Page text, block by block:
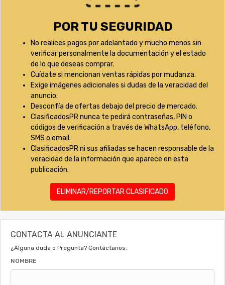
POR TU SEGURIDAD
No realices pagos por adelantado y mucho menos sin
verificar personalmente la documentación y el estado
de lo que deseas comprar.
Cuídate si mencionan ventas rápidas por mudanza.
Exige imágenes adicionales si dudas de la veracidad del
anuncio.
Desconfía de ofertas debajo del precio de mercado.
ClasificadosPR nunca te pedirá contraseñas, PIN o
códigos de verificación a través de WhatsApp, teléfono,
SMS o email.
ClasificadosPR ni sus afiliadas se hacen responsable de la
veracidad de la información que aparece en esta
publicación.
ELIMINAR/REPORTAR CLASIFICADO
CONTACTA AL ANUNCIANTE
¿Alguna duda o Pregunta? Contáctanos.
NOMBRE